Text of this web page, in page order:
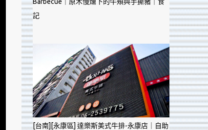
記
[台南][永康區] 達樂斯美式牛排-永康店｜自助